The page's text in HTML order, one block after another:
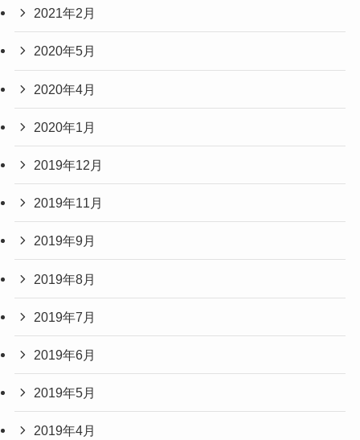
2021年2月
2020年5月
2020年4月
2020年1月
2019年12月
2019年11月
2019年9月
2019年8月
2019年7月
2019年6月
2019年5月
2019年4月